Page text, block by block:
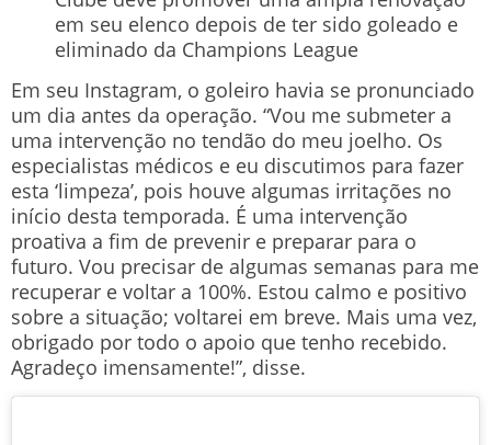
em seu elenco depois de ter sido goleado e
eliminado da Champions League
Em seu Instagram, o goleiro havia se pronunciado
um dia antes da operação. “Vou me submeter a
uma intervenção no tendão do meu joelho. Os
especialistas médicos e eu discutimos para fazer
esta ‘limpeza’, pois houve algumas irritações no
início desta temporada. É uma intervenção
proativa a fim de prevenir e preparar para o
futuro. Vou precisar de algumas semanas para me
recuperar e voltar a 100%. Estou calmo e positivo
sobre a situação; voltarei em breve. Mais uma vez,
obrigado por todo o apoio que tenho recebido.
Agradeço imensamente!”, disse.